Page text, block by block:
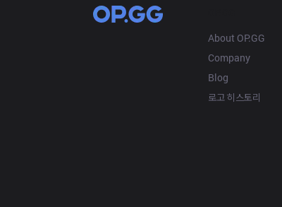
About OP.GG
Company
Blog
로고 히스토리